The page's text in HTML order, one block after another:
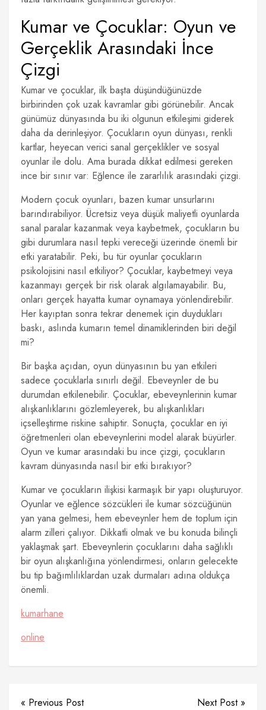
Kumar ve Çocuklar: Oyun ve
Gerçeklik Arasındaki İnce
Çizgi
Kumar ve çocuklar, ilk başta düşündüğünüzde
birbirinden çok uzak kavramlar gibi görünebilir. Ancak
günümüz dünyasında bu iki olgunun etkileşimi giderek
daha da derinleşiyor. Çocukların oyun dünyası, renkli
kartlar, heyecan verici sanal gerçeklikler ve sosyal
oyunlar ile dolu. Ama burada dikkat edilmesi gereken
ince bir sınır var: Eğlence ile zararlılık arasındaki çizgi.
Modern çocuk oyunları, bazen kumar unsurlarını
barındırabiliyor. Ücretsiz veya düşük maliyetli oyunlarda
sanal paralar kazanmak veya kaybetmek, çocukların bu
gibi durumlara nasıl tepki vereceği üzerinde önemli bir
etki yaratabilir. Peki, bu tür oyunlar çocukların
psikolojisini nasıl etkiliyor? Çocuklar, kaybetmeyi veya
kazanmayı gerçek bir risk olarak algılamayabilir. Bu,
onları gerçek hayatta kumar oynamaya yönlendirebilir.
Her kayıptan sonra tekrar denemek için duydukları
baskı, aslında kumarın temel dinamiklerinden biri değil
mi?
Bir başka açıdan, oyun dünyasının bu yan etkileri
sadece çocuklarla sınırlı değil. Ebeveynler de bu
durumdan etkilenebilir. Çocuklar, ebeveynlerinin kumar
alışkanlıklarını gözlemleyerek, bu alışkanlıkları
içselleştirme riskine sahiptir. Sonuçta, çocuklar en iyi
öğretmenleri olan ebeveynlerini model alarak büyürler.
Oyun ve kumar arasındaki bu ince çizgi, çocukların
kavram dünyasında nasıl bir etki bırakıyor?
Kumar ve çocukların ilişkisi karmaşık bir yapı oluşturuyor.
Oyunlar ve eğlence sözcükleri ile kumar sözcüğünün
yan yana gelmesi, hem ebeveynler hem de toplum için
alarm zilleri çalıyor. Dikkatli olmak ve bu konuda bilinçli
yaklaşmak şart. Ebeveynlerin çocuklarını daha sağlıklı
bir oyun alışkanlığına yönlendirmesi, onların gelecekte
bu tip bağımlılıklardan uzak durmaları adına oldukça
önemli.
kumarhane
online
« Previous Post Next Post »